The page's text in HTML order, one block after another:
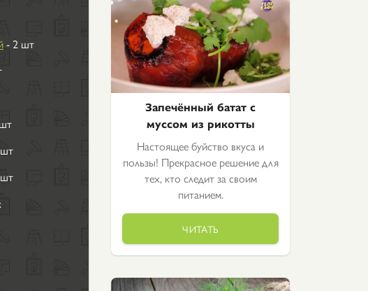
- 2 шт
Запечённый батат с
муссом из рикотты
Настоящее буйство вкуса и
пользы! Прекрасное решение для
тех, кто следит за своим
питанием.
ЧИТАТЬ